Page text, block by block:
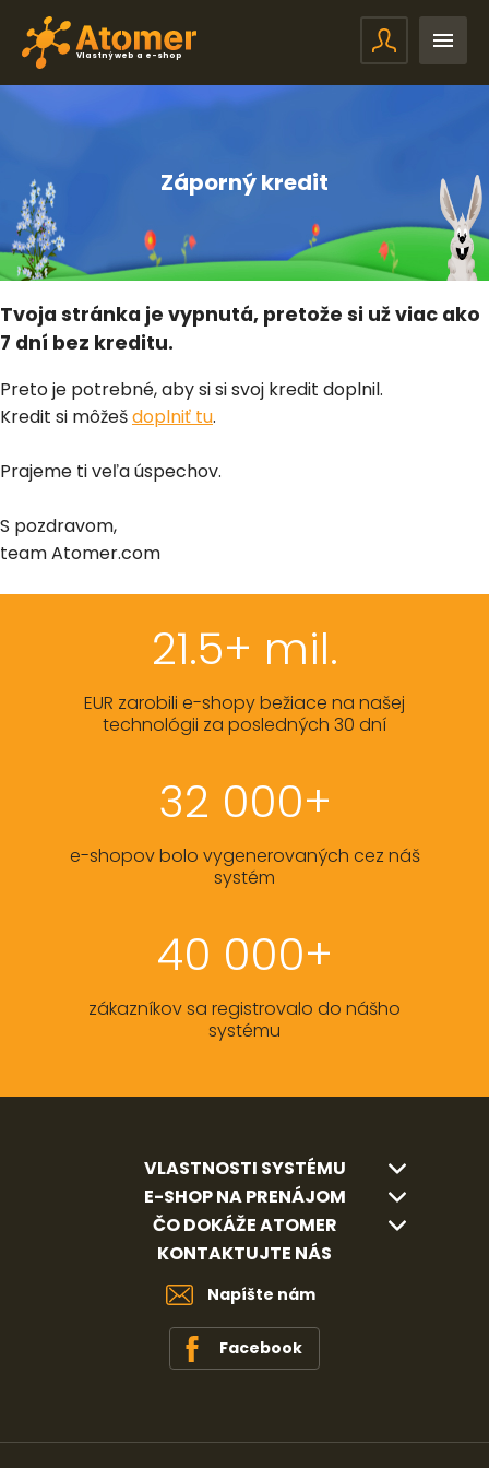
Vlastný web a e-shop
Záporný kredit
Tvoja stránka je vypnutá, pretože si už viac ako
7 dní bez kreditu.
Preto je potrebné, aby si si svoj kredit doplnil.
Kredit si môžešdoplniť tu.
Prajeme ti veľa úspechov.
S pozdravom,
team Atomer.com
21.5+ mil.
EUR zarobili e-shopy bežiace na našej
technológii za posledných 30 dní
32 000+
e-shopov bolo vygenerovaných cez náš
systém
40 000+
zákazníkov sa registrovalo do nášho
systému
VLASTNOSTI SYSTÉMU
E-SHOP NA PRENÁJOM
ČO DOKÁŽE ATOMER
KONTAKTUJTE NÁS
Napíšte nám
Facebook